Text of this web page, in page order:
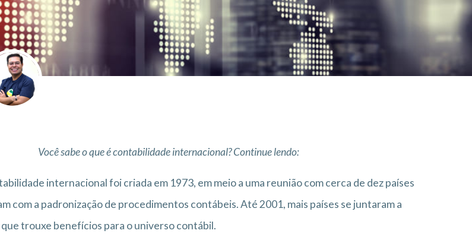
Você sabe o que é contabilidade internacional? Continue lendo:
internacional foi criada em 1973, em meio a uma reunião com cerca de dez países
com a padronização de procedimentos contábeis. Até 2001, mais países se juntaram a
que trouxe benefícios para o universo contábil.